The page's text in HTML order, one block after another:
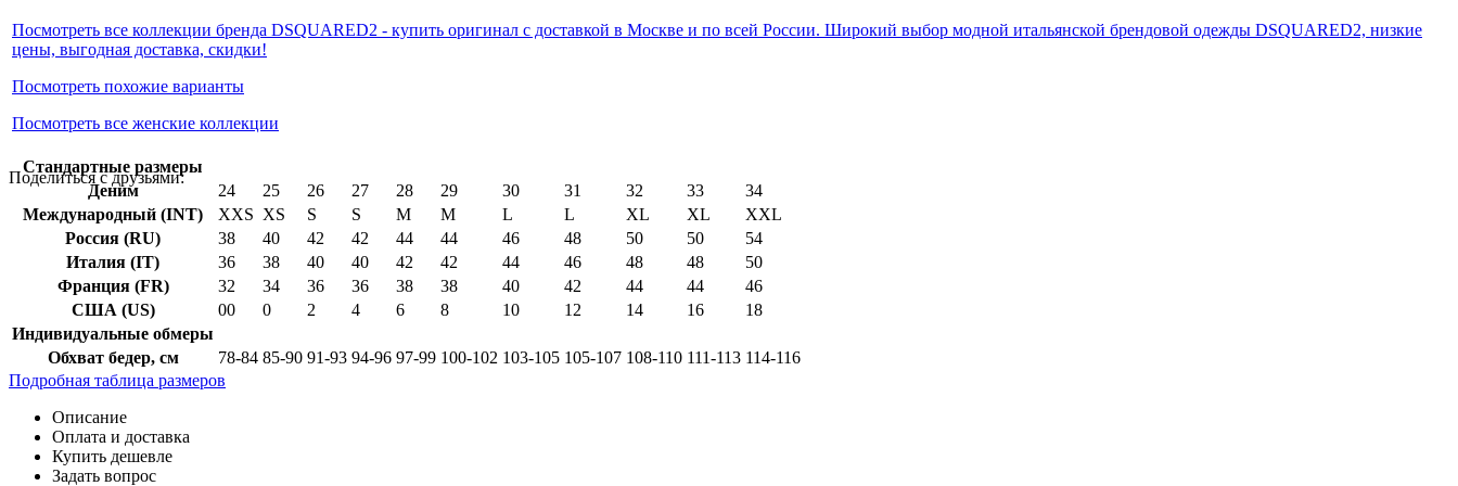
Посмотреть все коллекции бренда DSQUARED2 - купить оригинал с доставкой в Москве и по всей России. Широкий выбор модной итальянской брендовой одежды DSQUARED2, низкие
цены, выгодная доставка, скидки!
Посмотреть похожие варианты
Посмотреть все женские коллекции
Поделиться с друзьями:
Cтандартные размеры
Деним
24 25 26 27 28 29 30 31 32 33
34
Международный (INT)
XXS XS S S M M L L XL XL
XXL
Россия (RU)
38 40 42 42 44 44 46 48 50 50
54
Италия (IT)
36 38 40 40 42 42 44 46 48 48
50
Франция (FR)
32 34 36 36 38 38 40 42 44 44
46
США (US)
00 0 2 4 6 8 10 12 14 16
18
Индивидуальные обмеры
Обхват бедер, см
78-84 85-90 91-93 94-96 97-99 100-102 103-105 105-107 108-110 111-113 114-116
Подробная таблица размеров
Описание
Оплата и доставка
Купить дешевле
Задать вопрос